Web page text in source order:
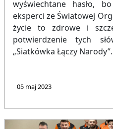
wyświechtane hasło,
eksperci ze Światowej
życie to zdrowe i
potwierdzenie tych
„Siatkówka Łączy Narody”.
05 maj 2023